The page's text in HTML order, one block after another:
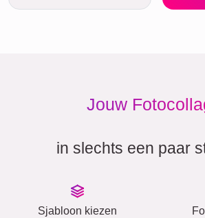
Jouw
in slechts een paar
Sjabloon kiezen